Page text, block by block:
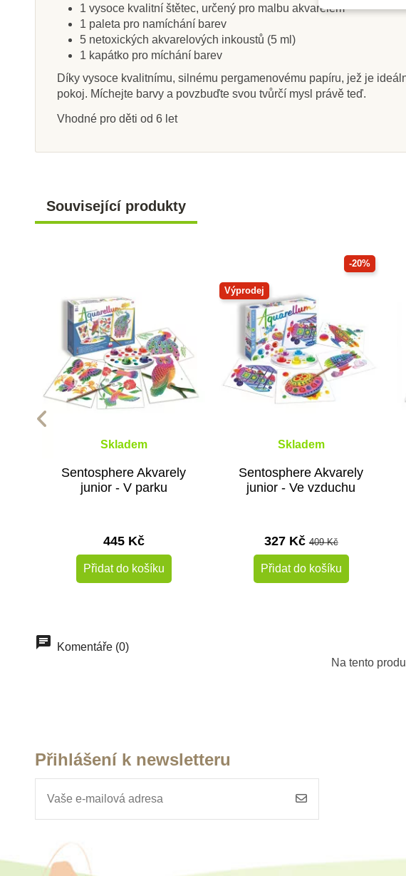
Sentosphere Akvarely -
Pegas
499 Kč
Přidat do košíku
Sentosphere Akvarely -
499 Kč
1 vysoce kvalitní štětec, určený pro malbu akvarelem
1 paleta pro namíchání barev
5 netoxických akvarelových inkoustů (5 ml)
1 kapátko pro míchání barev
Díky vysoce kvalitnímu, silnému pergamenovému papíru, jež je
pokoj. Míchejte barvy a povzbuďte svou tvůrčí mysl právě teď.
Vhodné pro děti od 6 let
Související produkty
Skladem
Sentosphere Akvarely
junior - V parku
445 Kč
Přidat do košíku
-20%
Výprodej
Skladem
Sentosphere Akvarely
junior - Ve vzduchu
327 Kč409 Kč
Přidat do košíku
Komentáře (0)
Na tento
Přihlášení k newsletteru